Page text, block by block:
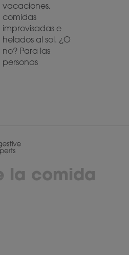
vacaciones,
comidas
improvisadas e
helados al sol. ¿O
no? Para las
personas
la comida